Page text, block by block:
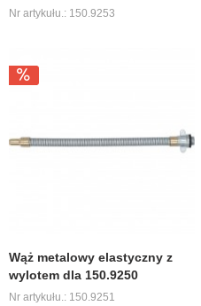
Nr artykułu.: 150.9253
Wąż metalowy elastyczny z
wylotem dla 150.9250
Nr artykułu.: 150.9251